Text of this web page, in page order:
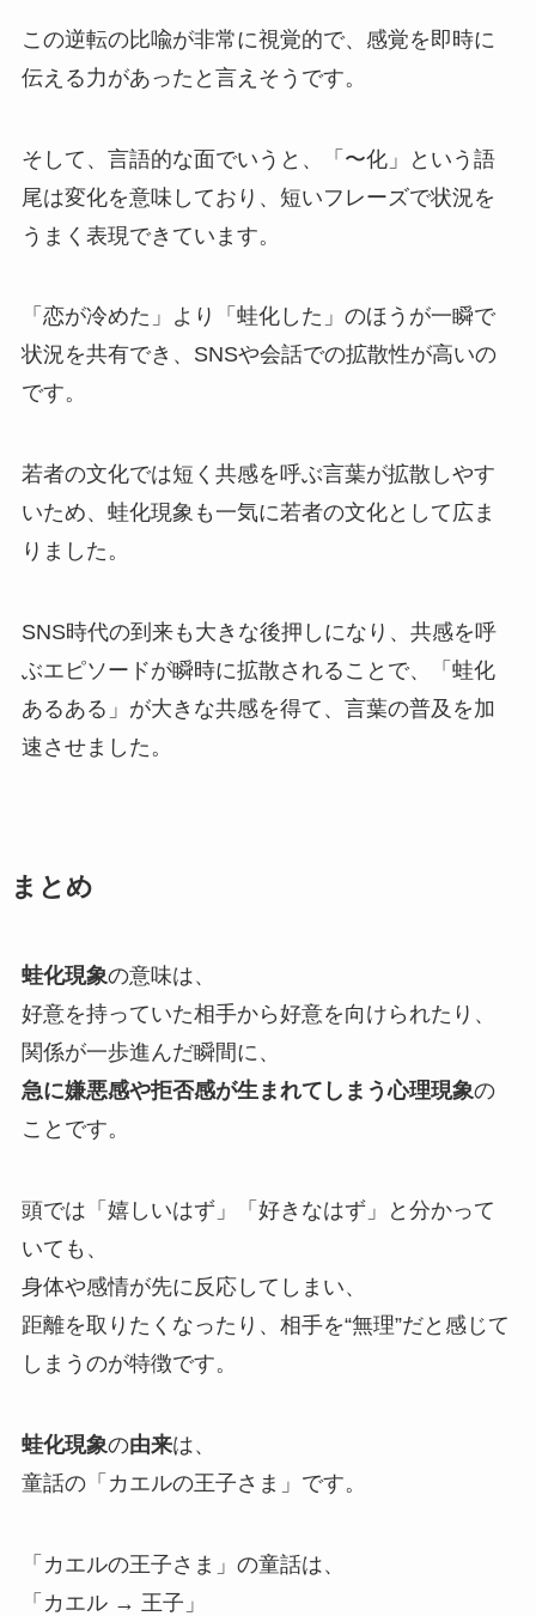
この逆転の比喩が非常に視覚的で、感覚を即時に
伝える力があったと言えそうです。
そして、言語的な面でいうと、「〜化」という語
尾は変化を意味しており、短いフレーズで状況を
うまく表現できています。
「恋が冷めた」より「蛙化した」のほうが一瞬で
状況を共有でき、SNSや会話での拡散性が高いの
です。
若者の文化では短く共感を呼ぶ言葉が拡散しやす
いため、蛙化現象も一気に若者の文化として広ま
りました。
SNS時代の到来も大きな後押しになり、共感を呼
ぶエピソードが瞬時に拡散されることで、「蛙化
あるある」が大きな共感を得て、言葉の普及を加
速させました。
まとめ
蛙化現象の意味は、
好意を持っていた相手から好意を向けられたり、
関係が一歩進んだ瞬間に、
急に嫌悪感や拒否感が生まれてしまう心理現象の
ことです。
頭では「嬉しいはず」「好きなはず」と分かって
いても、
身体や感情が先に反応してしまい、
距離を取りたくなったり、相手を“無理”だと感じて
しまうのが特徴です。
蛙化現象の由来は、
童話の「カエルの王子さま」です。
「カエルの王子さま」の童話は、
「カエル → 王子」